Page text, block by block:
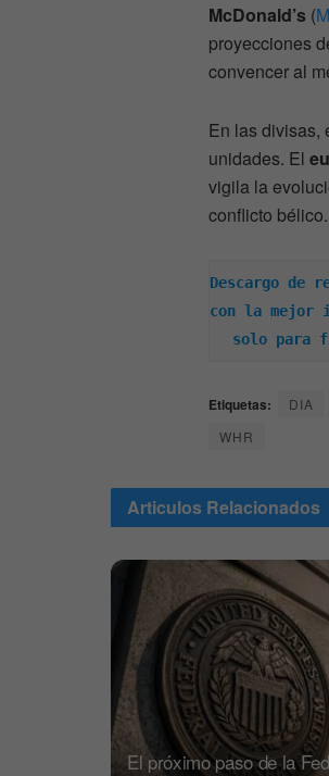
McDonald’s (
proyecciones
convencer al
En las divisas,
unidades. El
vigila la
conflicto bélico.
Descargo de
con la mejor
solo para
Etiquetas: DIA
WHR
Articulos Relacionados
El próximo paso de la